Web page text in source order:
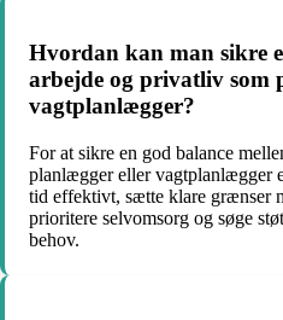
Hvordan kan man sikre
arbejde og privatliv som
vagtplanlægger?
For at sikre en god balance
planlægger eller vagtplanlægger
tid effektivt, sætte klare grænser
prioritere selvomsorg og søge
behov.